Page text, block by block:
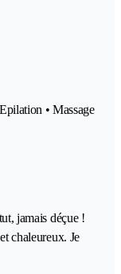
• Massage
jamais déçue !
chaleureux. Je